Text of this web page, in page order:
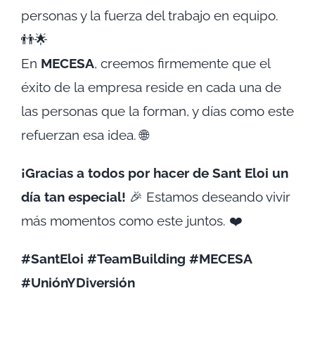
personas y la fuerza del trabajo en equipo.
👬🌟
En MECESA, creemos firmemente que el
éxito de la empresa reside en cada una de
las personas que la forman, y días como este
refuerzan esa idea. 🌐
¡Gracias a todos por hacer de Sant Eloi un
día tan especial! 🎉 Estamos deseando vivir
más momentos como este juntos. ❤️
#SantEloi #TeamBuilding #MECESA
#UniónYDiversión